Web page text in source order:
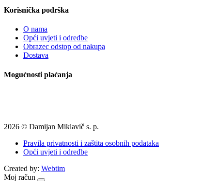
Korisnička podrška
O nama
Opći uvjeti i odredbe
Obrazec odstop od nakupa
Dostava
Mogućnosti plaćanja
2026 © Damijan Miklavič s. p.
Pravila privatnosti i zaštita osobnih podataka
Opći uvjeti i odredbe
Created by: Webtim
Moj račun